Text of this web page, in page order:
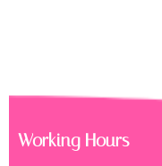
Working Hours